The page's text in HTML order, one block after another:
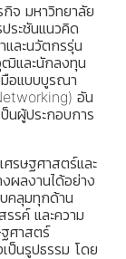
จ มหาวิทยาลัย
ระชันแนวคิด
และนวัตกรรุ่น
และนักลงทุน
มือแบบบูรณา
อัน
นผู้ประกอบการ
รษฐศาสตร์และ
ผลงานได้อย่าง
คลุมทุกด้าน
รค์ และความ
ศาสตร์
ป็นรูปธรรม โดย